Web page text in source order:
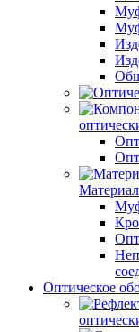
Оптическое